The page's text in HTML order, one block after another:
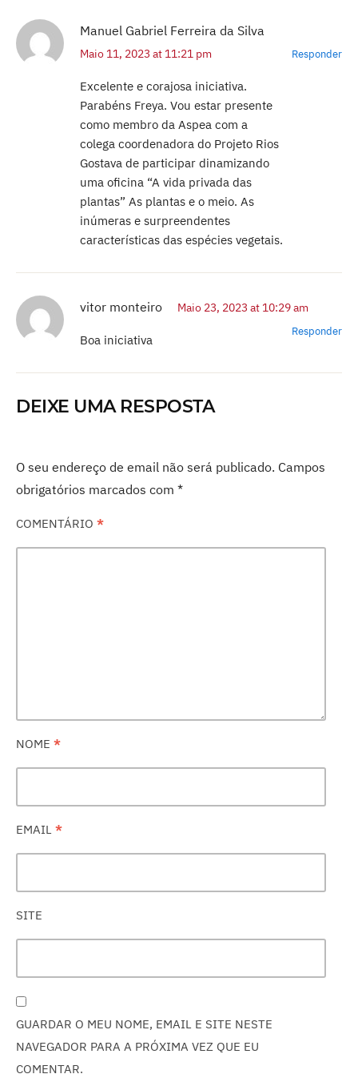
Manuel Gabriel Ferreira da Silva
Maio 11, 2023 at 11:21 pm Responder
Excelente e corajosa iniciativa.
Parabéns Freya. Vou estar presente
como membro da Aspea com a
colega coordenadora do Projeto Rios
Gostava de participar dinamizando
uma oficina “A vida privada das
plantas” As plantas e o meio. As
inúmeras e surpreendentes
características das espécies vegetais.
vitor monteiro Maio 23, 2023 at 10:29 am
Responder
Boa iniciativa
DEIXE UMA RESPOSTA
O seu endereço de email não será publicado. Campos
obrigatórios marcados com *
COMENTÁRIO *
NOME *
EMAIL *
SITE
GUARDAR O MEU NOME, EMAIL E SITE NESTE
NAVEGADOR PARA A PRÓXIMA VEZ QUE EU
COMENTAR.